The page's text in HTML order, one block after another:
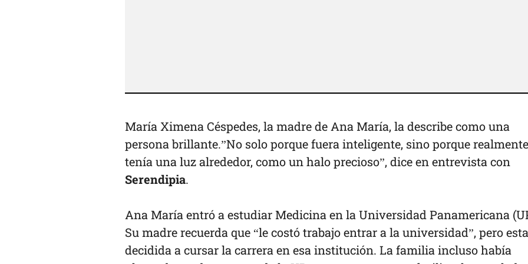
María Ximena Céspedes, la madre de Ana María, la describe como una
persona brillante.”No solo porque fuera inteligente, sino porque realmente
tenía una luz alrededor, como un halo precioso”, dice en entrevista con
Serendipia.
Ana María entró a estudiar Medicina en la Universidad Panamericana
Su madre recuerda que “le costó trabajo entrar a la universidad”, pero
decidida a cursar la carrera en esa institución. La familia incluso había